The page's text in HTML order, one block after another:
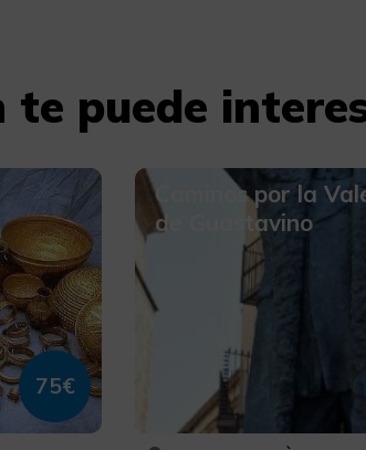
te puede
75€
Caminos por la
de Guastavino